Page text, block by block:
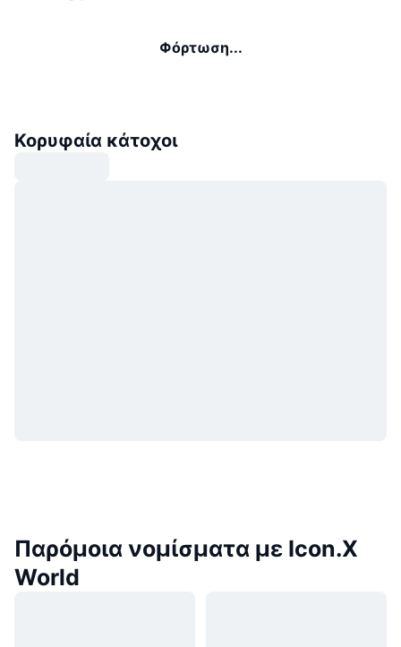
Φόρτωση...
Κορυφαία κάτοχοι
Παρόμοια νομίσματα με Icon.X
World